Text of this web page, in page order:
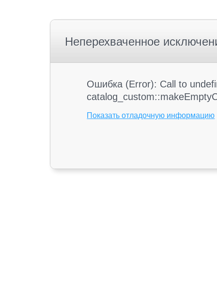
Неперехваченное
Ошибка (Error): Call to
Показать отладочную информацию